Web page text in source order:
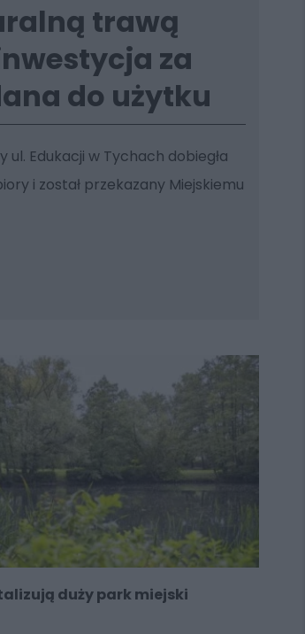
trawą
za
do użytku
ul. Edukacji w Tychach dobiegła
i został przekazany Miejskiemu
duży park miejski